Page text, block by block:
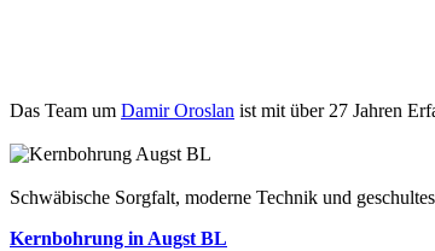
Das Team um Damir Oroslan ist mit über 27 Jahren
Schwäbische Sorgfalt, moderne Technik und
Kernbohrung in Augst BL